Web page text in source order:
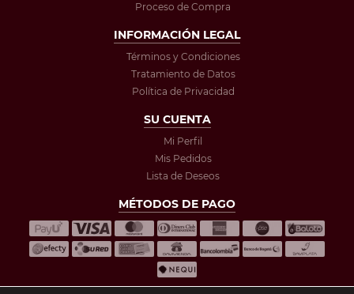
Proceso de Compra
INFORMACIÓN LEGAL
Términos y Condiciones
Tratamiento de Datos
Política de Privacidad
SU CUENTA
Mi Perfil
Mis Pedidos
Lista de Deseos
MÉTODOS DE PAGO